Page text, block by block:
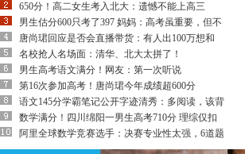
650分！高二女生考入北大：遗憾不能上高三
男生估分600只考了397 妈妈：高考虽重要，但不
唐尚珺回应是否会直播带货：有人出100万想和
名校抢人名场面：清华、北大太拼了！
男生高考语文满分！网友：第一次听说
第16次参加高考！唐尚珺今年成绩超600分
语文145分学霸笔记公开字迹清秀：多阅读，该背
数学满分！四川绵阳一男生高考710分 理综仅扣
阿里全球数学竞赛选手：决赛专业性太强，6道题